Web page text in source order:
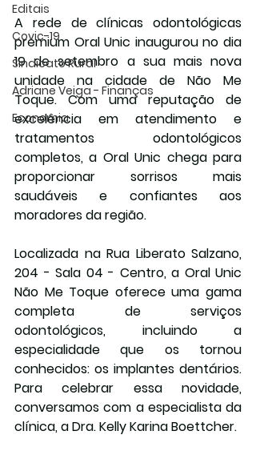
Editais
Covic-19
Sindicato Rural
Adriane Veiga - Finanças
Economia
A rede de clínicas odontológicas
premium Oral Unic inaugurou no dia
19 de setembro a sua mais nova
unidade na cidade de Não Me
Toque. Com uma reputação de
excelência em atendimento e
tratamentos odontológicos
completos, a Oral Unic chega para
proporcionar sorrisos mais
saudáveis e confiantes aos
moradores da região.
Localizada na Rua Liberato Salzano,
204 - Sala 04 - Centro, a Oral Unic
Não Me Toque oferece uma gama
completa de serviços
odontológicos, incluindo a
especialidade que os tornou
conhecidos: os implantes dentários.
Para celebrar essa novidade,
conversamos com a especialista da
clínica, a Dra. Kelly Karina Boettcher.